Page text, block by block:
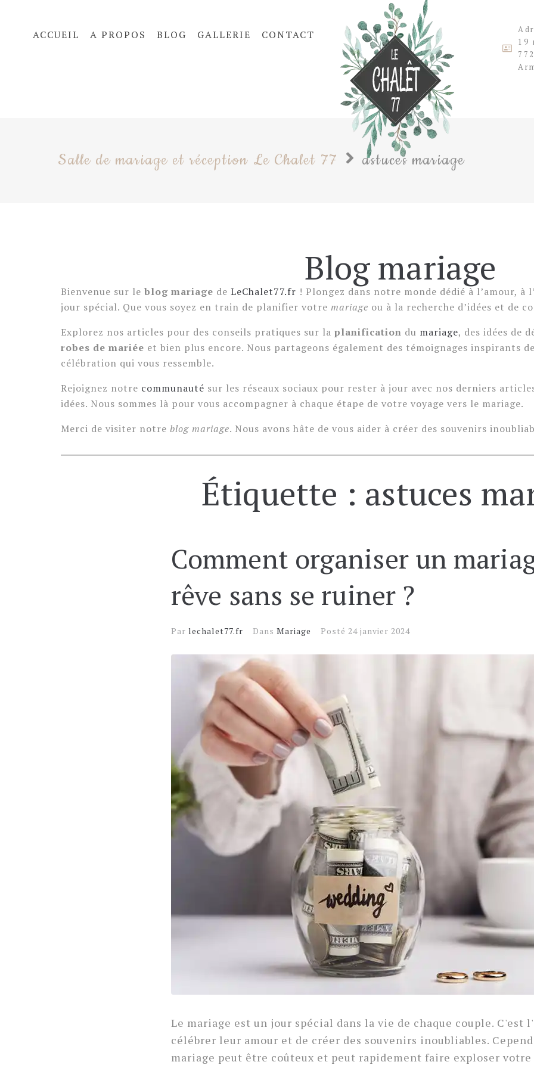
ACCUEIL A PROPOS BLOG GALLERIE CONTACT
19
Salle de mariage et réception Le Chalet 77 astuces mariage
Blog mariage
Bienvenue sur le blog mariage de LeChalet77.fr ! Plongez dans notre monde dédié à l’amour,
jour spécial. Que vous soyez en train de planifier votre mariage ou à la recherche d’idées et de
Explorez nos articles pour des conseils pratiques sur la planification du mariage, des idées de
robes de mariée et bien plus encore. Nous partageons également des témoignages inspirants
célébration qui vous ressemble.
Rejoignez notre communauté sur les réseaux sociaux pour rester à jour avec nos derniers
idées. Nous sommes là pour vous accompagner à chaque étape de votre voyage vers le mariage.
Merci de visiter notre blog mariage. Nous avons hâte de vous aider à créer des souvenirs
Étiquette : astuces
Comment organiser un
rêve sans se ruiner ?
Par lechalet77.fr Dans Mariage Posté 24 janvier 2024
Le mariage est un jour spécial dans la vie de chaque couple. C'est
célébrer leur amour et de créer des souvenirs inoubliables.
mariage peut être coûteux et peut rapidement faire exploser votre